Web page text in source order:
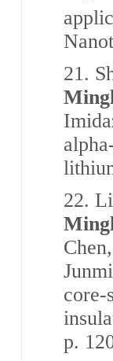
21.
22.
core-
p.